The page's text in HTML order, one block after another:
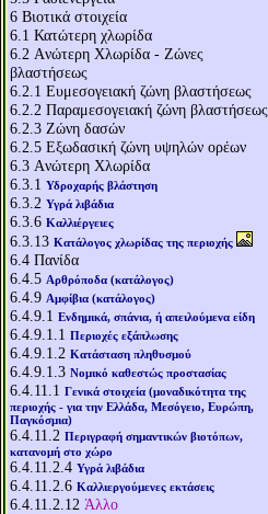
6 Βιοτικά στοιχεία
6.1 Κατώτερη χλωρίδα
6.2 Aνώτερη Χλωρίδα - Ζώνες
βλαστήσεως
6.2.1 Ευμεσογειακή ζώνη βλαστήσεως
6.2.2 Παραμεσογειακή ζώνη βλαστήσεως
6.2.3 Ζώνη δασών
6.2.5 Εξωδασική ζώνη υψηλών ορέων
6.3 Aνώτερη Χλωρίδα
6.3.1 Υδροχαρής βλάστηση
6.3.2 Υγρά λιβάδια
6.3.6 Καλλιέργειες
6.3.13 Κατάλογος χλωρίδας της περιοχής
6.4 Πανίδα
6.4.5 Αρθρόποδα (κατάλογος)
6.4.9 Αμφίβια (κατάλογος)
6.4.9.1 Ενδημικά, σπάνια, ή απειλούμενα είδη
6.4.9.1.1 Περιοχές εξάπλωσης
6.4.9.1.2 Κατάσταση πληθυσμού
6.4.9.1.3 Νομικό καθεστώς προστασίας
6.4.11.1 Γενικά στοιχεία (μοναδικότητα της
περιοχής - για την Ελλάδα, Μεσόγειο, Ευρώπη,
Παγκόσμια)
6.4.11.2 Περιγραφή σημαντικών βιοτόπων,
κατανομή στο χώρο
6.4.11.2.4 Υγρά λιβάδια
6.4.11.2.6 Καλλιεργούμενες εκτάσεις
6.4.11.2.12 Άλλο